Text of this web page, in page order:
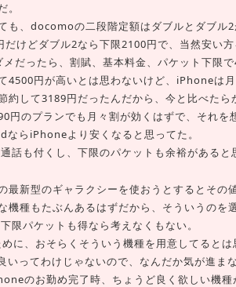
。
も、docomoの二段階定額はダブルとダブル2
けどダブル2なら下限2100円で、当然安い方
だったら、割賦、基本料金、パケット下限で
4500円が高いとは思わないけど、iPhoneは
約して3189円だったんだから、今と比べたら
円のプランでも月々割が効くはずで、それを
らiPhoneより安くなると思ってた。
話も付くし、下限のパケットも余裕があると
最新型のギャラクシーを使おうとするとその
機種もたぶんあるはずだから、そういうのを
限パケットも得なら考えなくもない。
に、おそらくそういう機種を用意してるとは
ってわけじゃないので、なんだか気が進まな
のお勤め完了時、ちょうど良く欲しい機種